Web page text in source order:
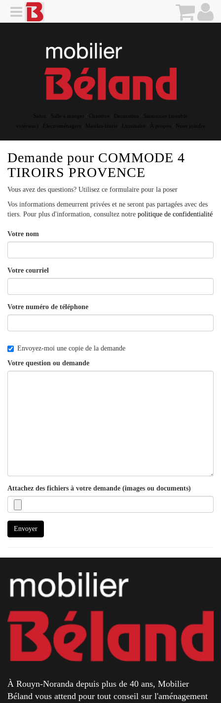
Salon Salle à manger Décoration
Saisonnier (meuble
extérieur)
Matelas-literie Luminaire Nous joindre
Demande pour COMMODE 4
TIROIRS PROVENCE
Vous avez des questions? Utilisez ce formulaire pour la poser
Vos informations demeurrent privées et ne seront pas partagées avec des
tiers. Pour plus d'information, consultez notre politique de confidentialité
Votre nom
Votre courriel
Votre numéro de téléphone
Envoyez-moi une copie de la demande
Votre question ou demande
Attachez des fichiers à votre demande (images ou documents)
Envoyer
À Rouyn-Noranda depuis plus de 40 ans, Mobilier
Béland vous attend pour tout conseil sur l'aménagement